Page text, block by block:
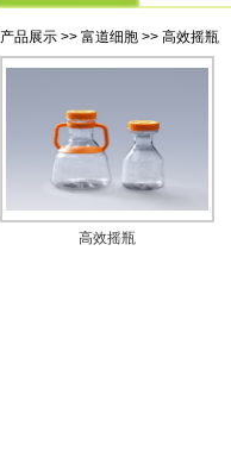
产品展示 >> 富道细胞 >> 高效摇瓶
高效摇瓶